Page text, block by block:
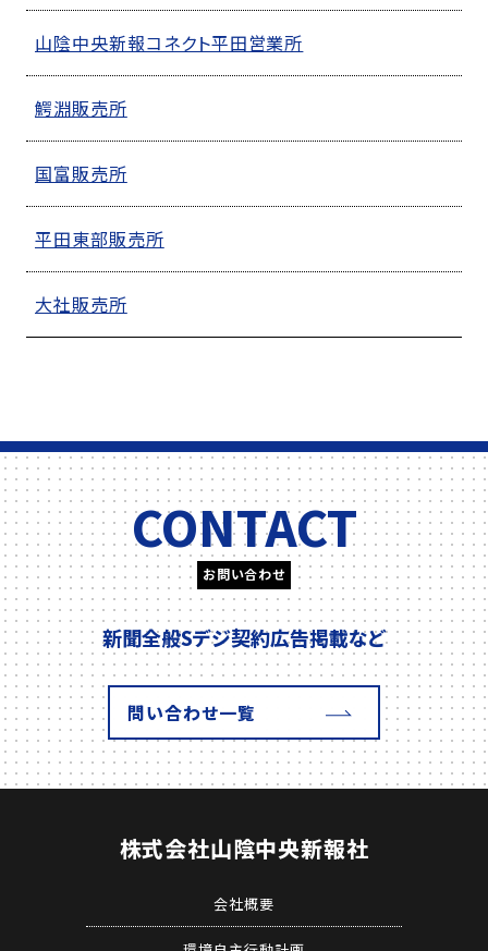
山陰中央新報コネクト平田営業所
鰐淵販売所
国富販売所
平田東部販売所
大社販売所
CONTACT
お問い合わせ
新聞全般Sデジ契約広告掲載など
問い合わせ一覧
株式会社山陰中央新報社
会社概要